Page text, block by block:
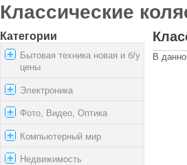
Классические
Категории
Бытовая техника новая и б/у
цены
Электроника
Фото, Видео, Оптика
Компьютерный мир
Недвижимость
В